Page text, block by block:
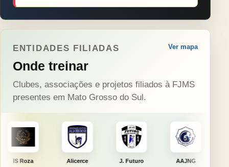
ENTIDADES FILIADAS
Onde treinar
Ver mapa
Clubes, associações e projetos filiados à FJMS
presentes em Mato Grosso do Sul.
Alicerce J. Futuro AAJNG TSURU